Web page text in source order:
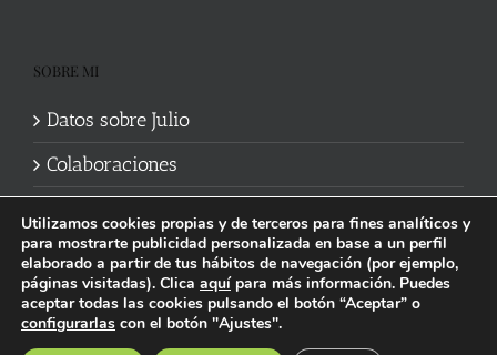
SOBRE MI
Datos sobre Julio
Colaboraciones
Política de cookies | Información legal y privacidad
| Web mantenida
porStudi7
Utilizamos cookies propias y de terceros para fines analíticos y
para mostrarte publicidad personalizada en base a un perfil
elaborado a partir de tus hábitos de navegación (por ejemplo,
páginas visitadas). Clica aquípara más información. Puedes
aceptar todas las cookies pulsando el botón “Aceptar” o
configurarlas con el botón "Ajustes".